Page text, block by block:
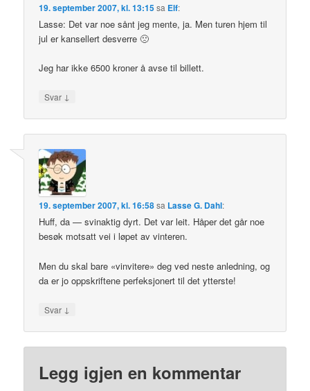
19. september 2007, kl. 13:15sa Elf:
Lasse: Det var noe sånt jeg mente, ja. Men turen hjem til
jul er kansellert desverre 🙁
Jeg har ikke 6500 kroner å avse til billett.
Svar ↓
19. september 2007, kl. 16:58sa Lasse G. Dahl:
Huff, da — svinaktig dyrt. Det var leit. Håper det går noe
besøk motsatt vei i løpet av vinteren.
Men du skal bare «vinvitere» deg ved neste anledning, og
da er jo oppskriftene perfeksjonert til det ytterste!
Svar ↓
Legg igjen en kommentar